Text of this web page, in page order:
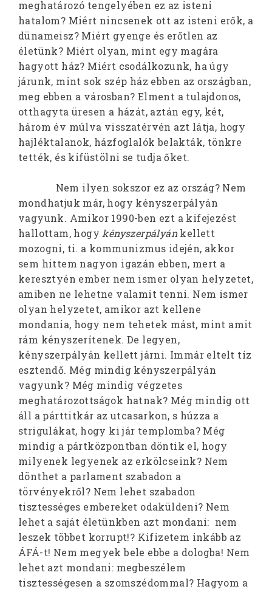
meghatározó tengelyében ez az isteni
hatalom? Miért nincsenek ott az isteni erők, a
dünameisz? Miért gyenge és erőtlen az
életünk? Miért olyan, mint egy magára
hagyott ház? Miért csodálkozunk, ha úgy
járunk, mint sok szép ház ebben az országban,
meg ebben a városban? Elment a tulajdonos,
otthagyta üresen a házát, aztán egy, két,
három év múlva visszatérvén azt látja, hogy
hajléktalanok, házfoglalók belakták, tönkre
tették, és kifüstölni se tudja őket.
Nem ilyen sokszor ez az ország? Nem
mondhatjuk már, hogy kényszerpályán
vagyunk. Amikor 1990-ben ezt a kifejezést
hallottam, hogy kényszerpályánkellett
mozogni, ti. a kommunizmus idején, akkor
sem hittem nagyon igazán ebben, mert a
keresztyén ember nem ismer olyan helyzetet,
amiben ne lehetne valamit tenni. Nem ismer
olyan helyzetet, amikor azt kellene
mondania, hogy nem tehetek mást, mint amit
rám kényszerítenek. De legyen,
kényszerpályán kellett járni. Immár eltelt tíz
esztendő. Még mindig kényszerpályán
vagyunk? Még mindig végzetes
meghatározottságok hatnak? Még mindig ott
áll a párttitkár az utcasarkon, s húzza a
strigulákat, hogy ki jár templomba? Még
mindig a pártközpontban döntik el, hogy
milyenek legyenek az erkölcseink? Nem
dönthet a parlament szabadon a
törvényekről? Nem lehet szabadon
tisztességes embereket odaküldeni? Nem
lehet a saját életünkben azt mondani: nem
leszek többet korrupt!? Kifizetem inkább az
ÁFÁ-t! Nem megyek bele ebbe a dologba! Nem
lehet azt mondani: megbeszélem
tisztességesen a szomszédommal? Hagyom a